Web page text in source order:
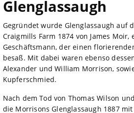
Glenglassaugh
Gegründet wurde Glenglassaugh auf
Craigmills Farm 1874 von James Moir,
Geschäftsmann, der einen
besaß. Mit dabei waren ebenso
Alexander und William Morrison,
Kupferschmied.
Nach dem Tod von Thomas Wilson
die Morrisons Glenglassaugh 1887